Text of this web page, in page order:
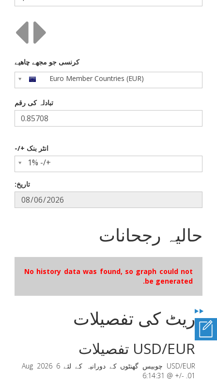
کرنسی جو مجھے چاھیے
Euro Member Countries (EUR)
تبادلہ کی رقم
انٹر بنک +/-
+/- 1%
تاریخ:
حالیہ رجحانات
No history data was found, so graph could not
be generated.
ریٹ کی تفصیلات
USD/EUR تفصیلات
USD/EUR چوبیس گھنٹوں کے دورانیہ کے لئے
6 Aug 2026
6:14:31 @ +/- .01